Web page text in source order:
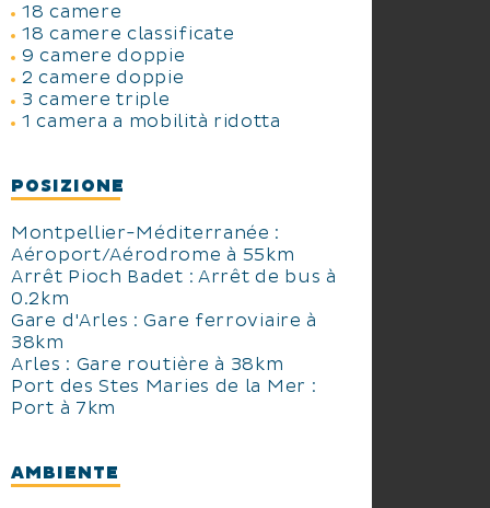
18 camere
18 camere classificate
9 camere doppie
2 camere doppie
3 camere triple
1 camera a mobilità ridotta
POSIZIONE
Montpellier-Méditerranée :
Aéroport/Aérodrome à 55km
Arrêt Pioch Badet : Arrêt de bus à
0.2km
Gare d'Arles : Gare ferroviaire à
38km
Arles : Gare routière à 38km
Port des Stes Maries de la Mer :
Port à 7km
AMBIENTE